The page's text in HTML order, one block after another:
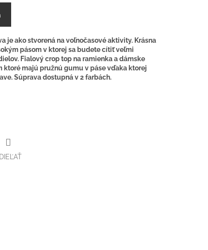
je ako stvorená na voľnočasové aktivity. Krásna
pásom v ktorej sa budete cítiť veľmi
Fialový crop top na ramienka a dámske
ktoré majú pružnú gumu v páse vďaka ktorej
Súprava dostupná v 2 farbách.